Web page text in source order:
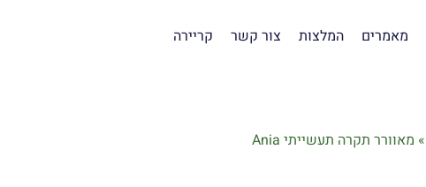
מאמרים המלצות צור קשר קריירה
»
מאוורר תקרה תעשייתי Ania